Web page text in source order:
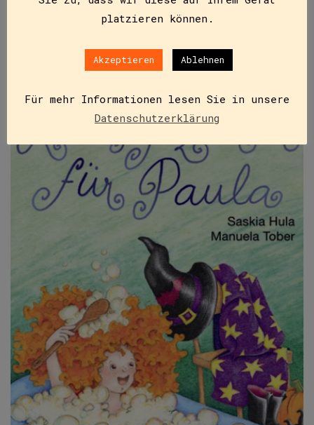
IN DEN WARENKORBplatzieren können.
Akzeptieren Ablehnen
Für mehr Informationen lesen Sie in unsere
Datenschutzerklärung